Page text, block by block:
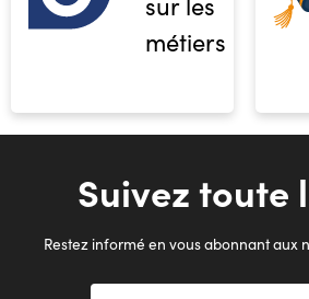
métiers
Suivez toute
Restez informé en vous abonnant aux